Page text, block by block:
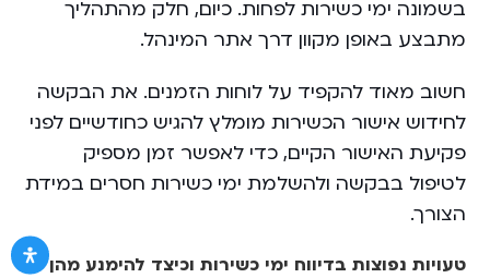
בשמונה ימי כשירות לפחות. כיום, חלק מהתהליך
מתבצע באופן מקוון דרך אתר המינהל.
חשוב מאוד להקפיד על לוחות הזמנים. את הבקשה
לחידוש אישור הכשירות מומלץ להגיש כחודשיים לפני
פקיעת האישור הקיים, כדי לאפשר זמן מספיק
לטיפול בבקשה ולהשלמת ימי כשירות חסרים במידת
הצורך.
טעויות נפוצות בדיווח ימי כשירות וכיצד להימנע מהן